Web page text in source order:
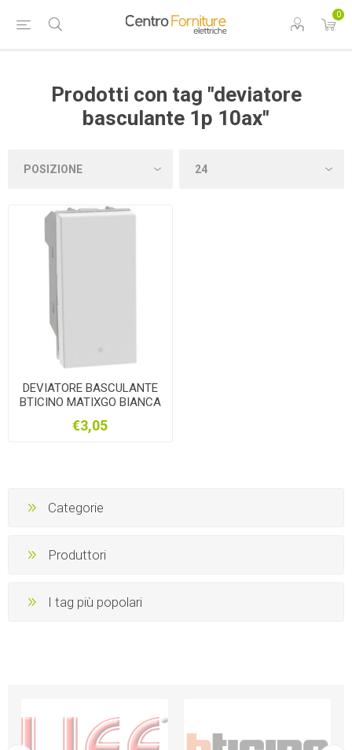
0
Prodotti con tag "deviatore
basculante 1p 10ax"
DEVIATORE BASCULANTE
BTICINO MATIXGO BIANCA
€3,05
Categorie
Produttori
I tag più popolari